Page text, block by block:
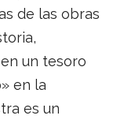
de las obras
un tesoro
en la
es un